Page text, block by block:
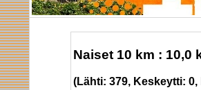
Naiset 10 km : 10,0
(Lähti: 379, Keskeytti: 0,